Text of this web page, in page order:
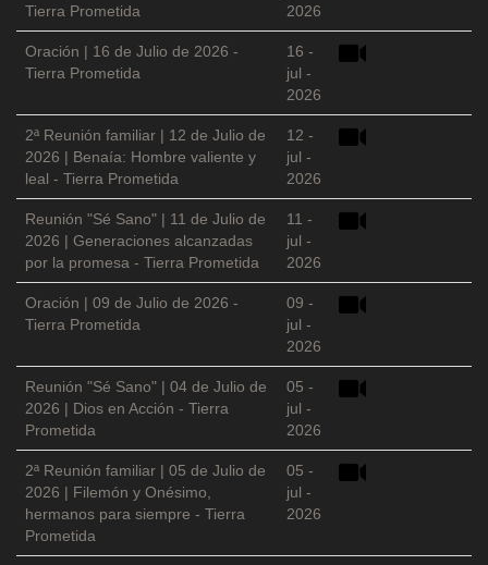
Tierra Prometida
2026
Oración | 16 de Julio de 2026 -
Tierra Prometida
16 -
jul -
2026
2ª Reunión familiar | 12 de Julio de
2026 | Benaía: Hombre valiente y
leal - Tierra Prometida
12 -
jul -
2026
Reunión "Sé Sano" | 11 de Julio de
2026 | Generaciones alcanzadas
por la promesa - Tierra Prometida
11 -
jul -
2026
Oración | 09 de Julio de 2026 -
Tierra Prometida
09 -
jul -
2026
Reunión "Sé Sano" | 04 de Julio de
2026 | Dios en Acción - Tierra
Prometida
05 -
jul -
2026
2ª Reunión familiar | 05 de Julio de
2026 | Filemón y Onésimo,
hermanos para siempre - Tierra
Prometida
05 -
jul -
2026